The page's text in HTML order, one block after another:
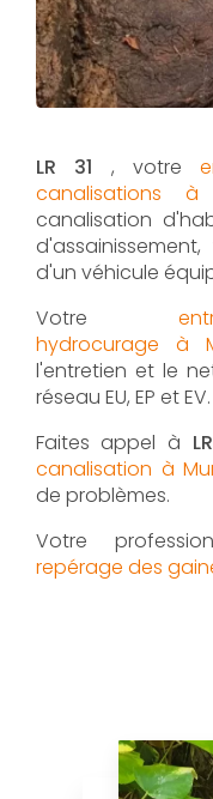
LR 31 , votre
canalisations à
canalisation
d'un véhicule
Votre
hydrocurage à
l'entretien et le
réseau EU, EP et EV.
Faites appel à
canalisation à
de problèmes.
Votre
repérage des